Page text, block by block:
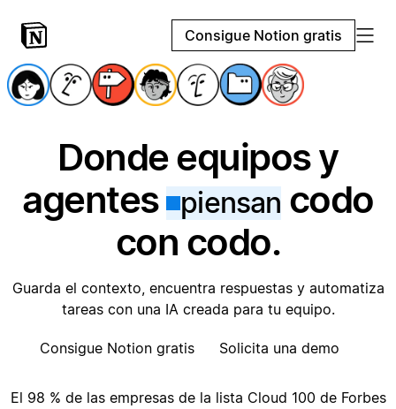
Consigue Notion gratis
Donde equipos y
agentes piensan codo
con codo.
Guarda el contexto, encuentra respuestas y automatiza
tareas con una IA creada para tu equipo.
Consigue Notion gratis Solicita una demo
El 98 % de las empresas de la lista Cloud 100 de Forbes